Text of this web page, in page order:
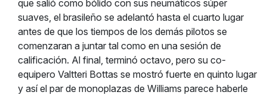
que salió como bólido con sus neumáticos súper
suaves, el brasileño se adelantó hasta el cuarto lugar
antes de que los tiempos de los demás pilotos se
comenzaran a juntar tal como en una sesión de
calificación. Al final, terminó octavo, pero su co-
equipero Valtteri Bottas se mostró fuerte en quinto lugar
y así el par de monoplazas de Williams parece haberle